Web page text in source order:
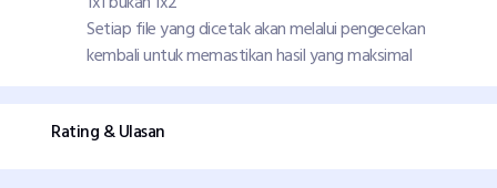
Setiap file yang dicetak akan melalui pengecekan
kembali untuk memastikan hasil yang maksimal
Rating & Ulasan